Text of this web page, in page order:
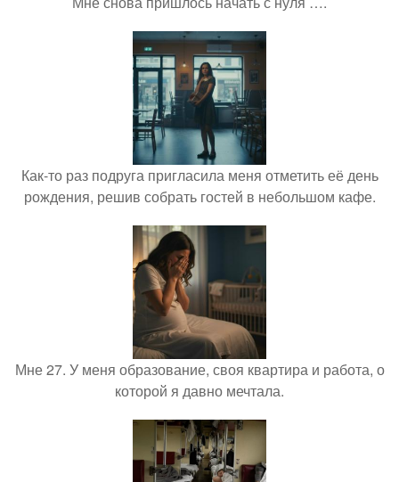
Как-то раз подруга пригласила меня отметить её день
рождения, решив собрать гостей в небольшом кафе.
Мне 27. У меня образование, своя квартира и работа, о
которой я давно мечтала.